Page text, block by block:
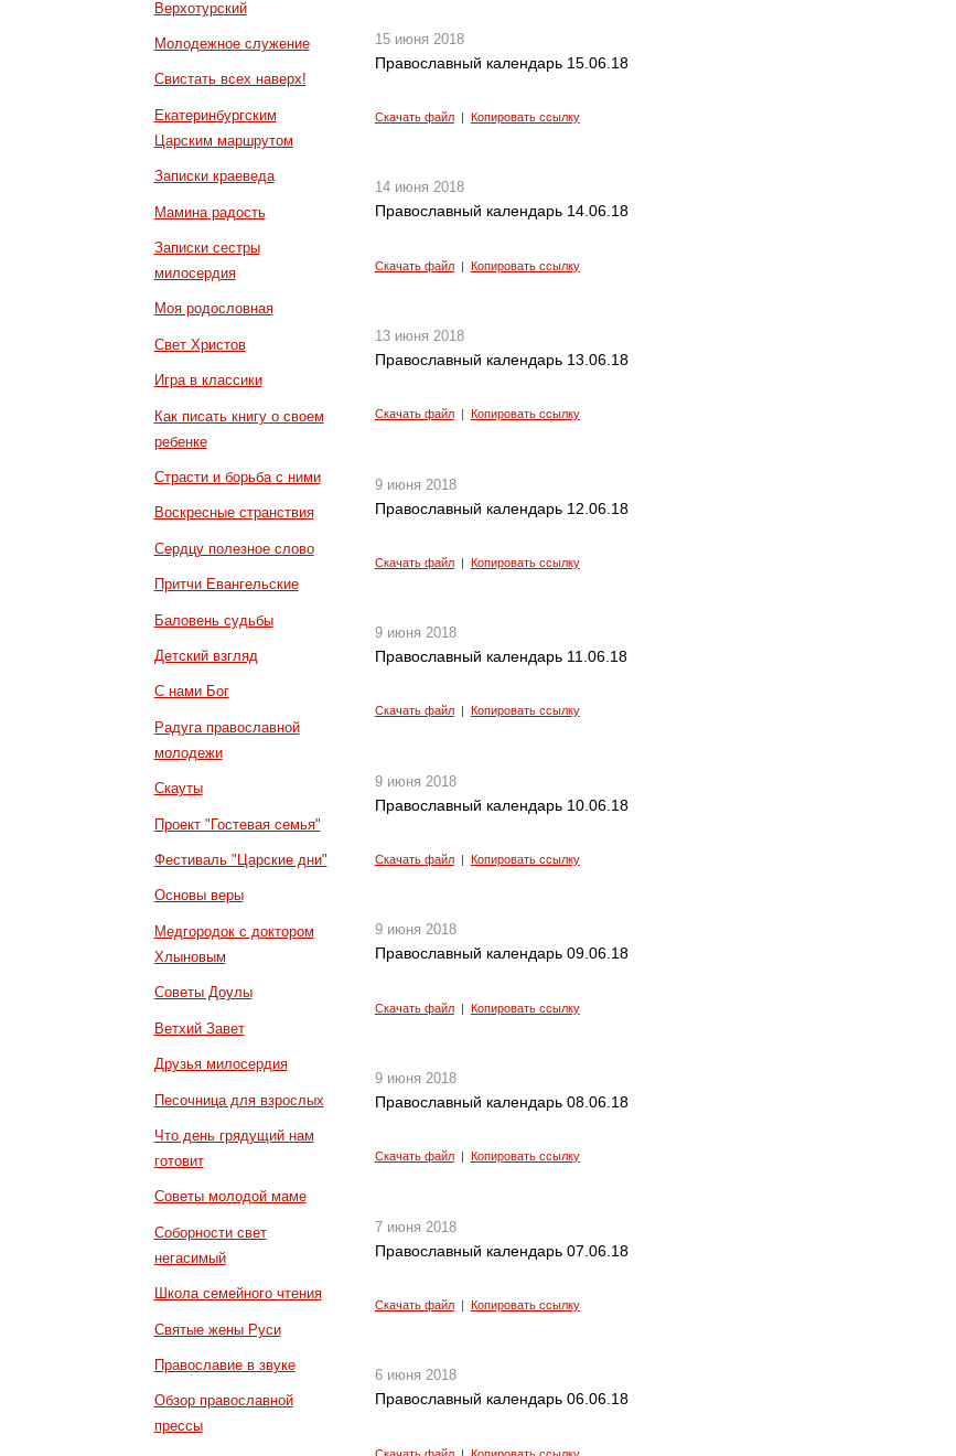
Верхотурский
Молодежное служение
Свистать всех наверх!
Екатеринбургским
Царским маршрутом
Записки краеведа
Мамина радость
Записки сестры
милосердия
Моя родословная
Свет Христов
Игра в классики
Как писать книгу о своем
ребенке
Страсти и борьба с ними
Воскресные странствия
Сердцу полезное слово
Притчи Евангельские
Баловень судьбы
Детский взгляд
С нами Бог
Радуга православной
молодежи
Скауты
Проект "Гостевая семья"
Фестиваль "Царские дни"
Основы веры
Медгородок с доктором
Хлыновым
Советы Доулы
Ветхий Завет
Друзья милосердия
Песочница для взрослых
Что день грядущий нам
готовит
Советы молодой маме
Соборности свет
негасимый
Школа семейного чтения
Святые жены Руси
Православие в звуке
Обзор православной
прессы
15 июня 2018
Православный календарь 15.06.18
Скачать файл| Копировать ссылку
14 июня 2018
Православный календарь 14.06.18
Скачать файл| Копировать ссылку
13 июня 2018
Православный календарь 13.06.18
Скачать файл| Копировать ссылку
9 июня 2018
Православный календарь 12.06.18
Скачать файл| Копировать ссылку
9 июня 2018
Православный календарь 11.06.18
Скачать файл| Копировать ссылку
9 июня 2018
Православный календарь 10.06.18
Скачать файл| Копировать ссылку
9 июня 2018
Православный календарь 09.06.18
Скачать файл| Копировать ссылку
9 июня 2018
Православный календарь 08.06.18
Скачать файл| Копировать ссылку
7 июня 2018
Православный календарь 07.06.18
Скачать файл| Копировать ссылку
6 июня 2018
Православный календарь 06.06.18
Скачать файл| Копировать ссылку